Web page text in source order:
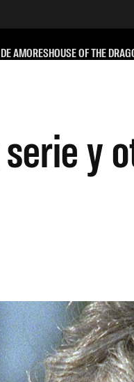
AMORESHOUSE OF THE
y